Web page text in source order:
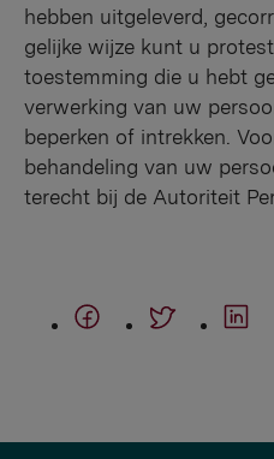
hebben uitgeleverd,
gelijke wijze kunt u
toestemming die u hebt
verwerking van uw
beperken of intrekken.
behandeling van uw
terecht bij de Autoriteit